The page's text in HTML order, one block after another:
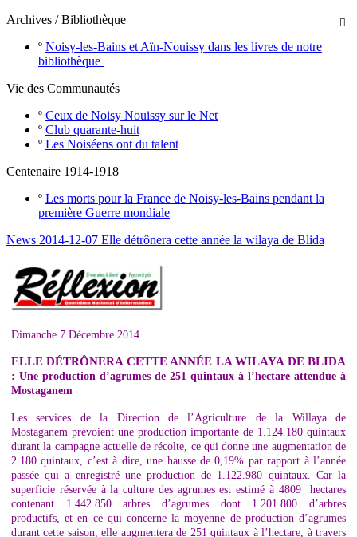

Archives / Bibliothèque
º Noisy-les-Bains et Aïn-Nouissy dans les livres de notre
bibliothèque
Vie des Communautés
º Ceux de Noisy Nouissy sur le Net
º Club quarante-huit
º Les Noiséens ont du talent
Centenaire 1914-1918
º Les morts pour la France de Noisy-les-Bains pendant la
première Guerre mondiale
News 2014-12-07 Elle détrônera cette année la wilaya de Blida
Dimanche 7 Décembre 2014
ELLE DÉTRÔNERA CETTE ANNÉE LA WILAYA DE BLIDA
: Une production d’agrumes de 251 quintaux à l’hectare attendue à
Mostaganem
Les services de la Direction de l’Agriculture de la Willaya de
Mostaganem prévoient une production importante de 1.124.180 quintaux
durant la campagne actuelle de récolte, ce qui donne une augmentation de
2.180 quintaux, c’est à dire, une hausse de 0,19% par rapport à l’année
passée qui a enregistré une production de 1.122.980 quintaux. Car la
superficie réservée à la culture des agrumes est estimé à 4809 hectares
contenant 1.442.850 arbres d’agrumes dont 1.201.800 d’arbres
productifs, et en ce qui concerne la moyenne de production d’agrumes
durant cette saison, elle augmentera de 251 quintaux à l’hectare, à travers